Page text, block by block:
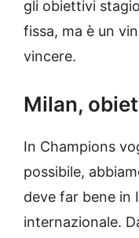
gli obiettivi
fissa, ma è un
vincere.
Milan,
In Champions
possibile,
deve far bene in
internazionale.